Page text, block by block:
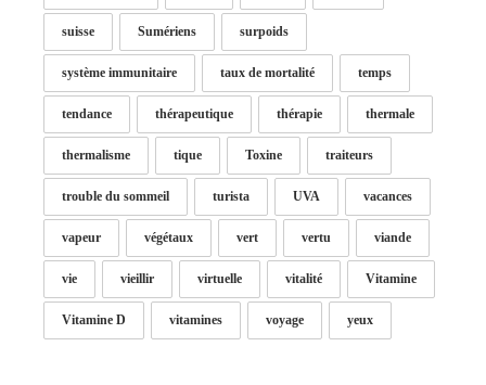
suisse Sumériens surpoids
système immunitaire taux de mortalité temps
tendance thérapeutique thérapie thermale
thermalisme tique Toxine traiteurs
trouble du sommeil turista UVA vacances
vapeur végétaux vert vertu viande
vie vieillir virtuelle vitalité Vitamine
Vitamine D vitamines voyage yeux